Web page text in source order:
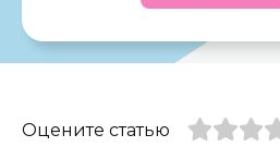
Оцените статью